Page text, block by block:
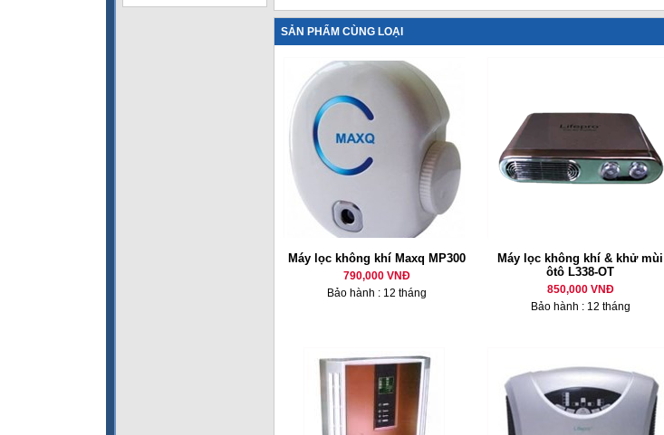
SẢN PHẨM CÙNG LOẠI
Máy lọc không khí Maxq MP300
790,000 VNĐ
Bảo hành : 12 tháng
Máy lọc không khí & khử mùi
ôtô L338-OT
850,000 VNĐ
Bảo hành : 12 tháng